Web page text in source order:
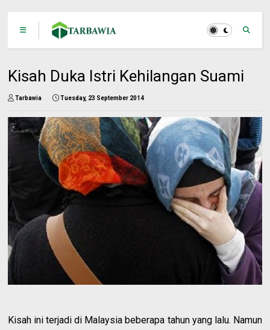
Kisah Duka Istri Kehilangan Suami
Tarbawia Tuesday, 23 September 2014
Kisah ini terjadi di Malaysia beberapa tahun yang lalu. Namun